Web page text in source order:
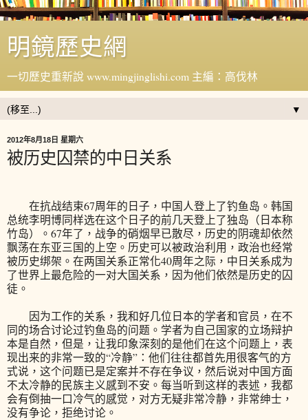
明鏡歷史網
一切歷史重新說 www.mingjinglishi.com 主編：高伐林
▼
2012年8月18日 星期六
被历史囚禁的中日关系
在抗战结束67周年的日子，中国人登上了钓鱼岛。韩国
总统李明博同样选在这个日子的前几天登上了独岛（日本称
竹岛）。67年了，战争的硝烟早已散尽，历史的阴魂却依然
飘荡在东亚三国的上空。历史可以被政治利用，政治也经常
被历史绑架。在两国关系正常化40周年之际，中日关系成为
了世界上最危险的一对大国关系，因为他们依然是历史的囚
徒。
因为工作的关系，我和好几位日本的学者和官员，在不
同的场合讨论过钓鱼岛的问题。学者为自己国家的立场辩护
本是自然，但是，让我印象深刻的是他们在这个问题上，表
现出来的非常一致的“冷静”：他们往往都首先用很客气的方
式说，这个问题已是定案并不存在争议，然后说对中国方面
不太冷静的民族主义感到不安。每当听到这样的表述，我都
会有倒抽一口冷气的感觉，对方无疑非常冷静，非常绅士，
没有争论，拒绝讨论。